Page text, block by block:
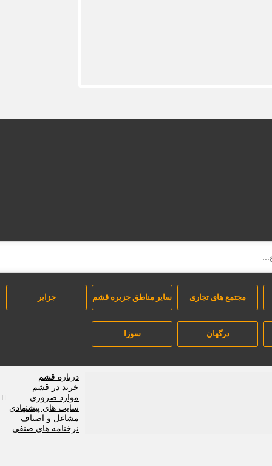
مجتمع های تجاری سایر مناطق جزیره قشم جزایر
درگهان سوزا
درباره قشم
خرید در قشم
موارد ضروری
سایت های پیشنهادی
مشاغل و اصناف
نرخنامه های صنفی